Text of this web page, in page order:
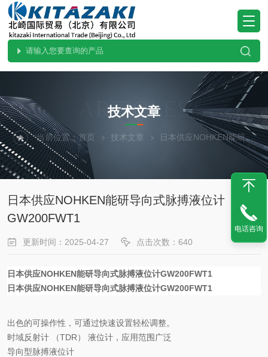
ARTICLES
技术文章
当前位置：首页 技术文章 日本供应NOHKEN能研导向式脉搏液位计GW200FWT1
日本供应NOHKEN能研导向式脉搏液位计
GW200FWT1
更新时间：2025-04-27 点击次数：640
日本供应NOHKEN能研导向式脉搏液位计GW200FWT1
日本供应NOHKEN能研导向式脉搏液位计GW200FWT1
出色的可操作性，可通过快速设置轻松调整。
时域反射计 （TDR） 液位计，应用范围广泛
导向型脉搏液位计
电话咨询